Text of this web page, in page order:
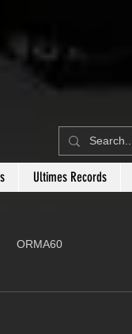
Ultimes Records
ORMA60